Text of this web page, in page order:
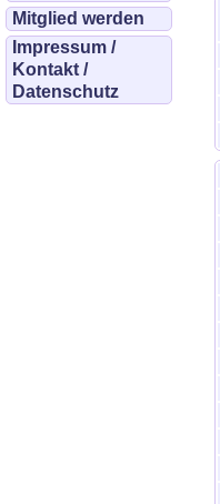
Mitglied werden
Impressum /
Kontakt /
Datenschutz